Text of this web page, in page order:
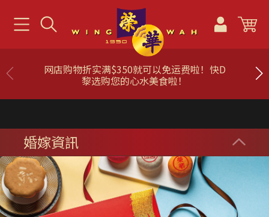
网店购物折实满$350就可以免运费啦！快D
黎选购您的心水美食啦！
婚嫁資訊